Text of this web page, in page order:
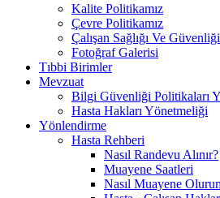
Kalite Politikamız
Çevre Politikamız
Çalışan Sağlığı Ve
Fotoğraf Galerisi
Tıbbi Birimler
Mevzuat
Bilgi Güvenliği Politikaları
Hasta Hakları Yönetmeliği
Yönlendirme
Hasta Rehberi
Nasıl Randevu Alınır?
Muayene Saatleri
Nasıl Muayene